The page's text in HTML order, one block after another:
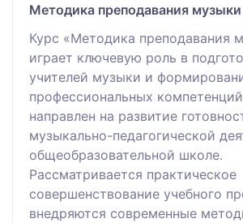
Методика преподавания музыки
Курс «Методика преподавания
играет ключевую роль в
учителей музыки и
профессиональных
направлен на развитие
музыкально-педагогической
общеобразовательной школе.
Рассматривается практическое
совершенствование учебного
внедряются современные